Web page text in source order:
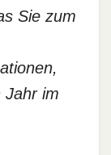
Sie zum
Jahr im